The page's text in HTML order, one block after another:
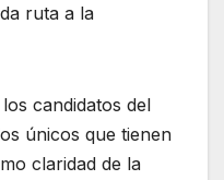
ruta a la
candidatos del
únicos que tienen
claridad de la